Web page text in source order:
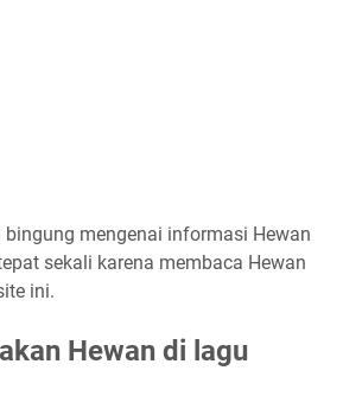
mengenai informasi Hewan
sekali karena membaca Hewan
ini.
Hewan di lagu